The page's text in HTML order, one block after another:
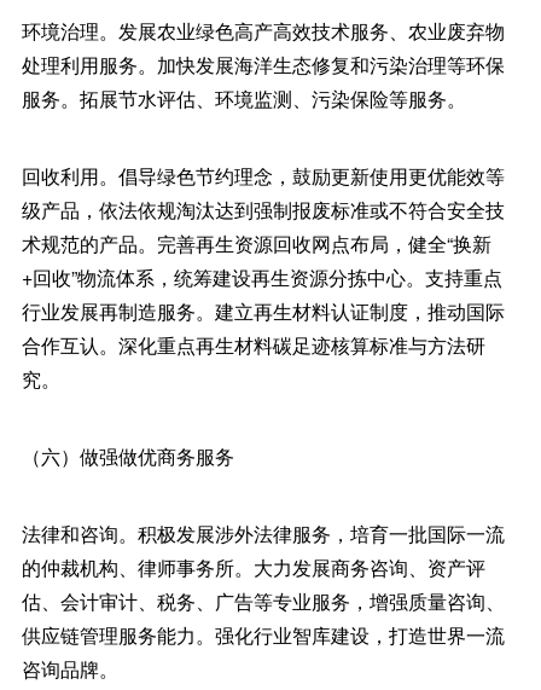
环境治理。发展农业绿色高产高效技术服务、农业废弃物
处理利用服务。加快发展海洋生态修复和污染治理等环保
服务。拓展节水评估、环境监测、污染保险等服务。
回收利用。倡导绿色节约理念，鼓励更新使用更优能效等
级产品，依法依规淘汰达到强制报废标准或不符合安全技
术规范的产品。完善再生资源回收网点布局，健全“换新
+回收”物流体系，统筹建设再生资源分拣中心。支持重点
行业发展再制造服务。建立再生材料认证制度，推动国际
合作互认。深化重点再生材料碳足迹核算标准与方法研
究。
（六）做强做优商务服务
法律和咨询。积极发展涉外法律服务，培育一批国际一流
的仲裁机构、律师事务所。大力发展商务咨询、资产评
估、会计审计、税务、广告等专业服务，增强质量咨询、
供应链管理服务能力。强化行业智库建设，打造世界一流
咨询品牌。